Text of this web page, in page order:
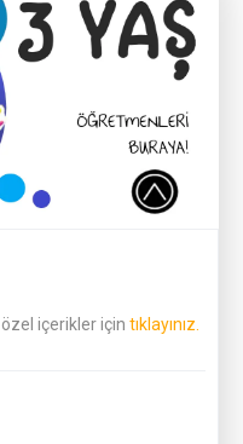
içerikler için tıklayınız.